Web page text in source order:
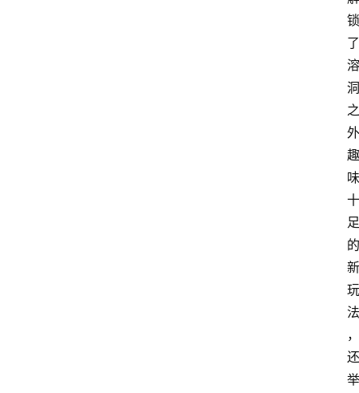
锁
了
溶
洞
之
外
趣
味
十
足
的
新
玩
法
，
还
举